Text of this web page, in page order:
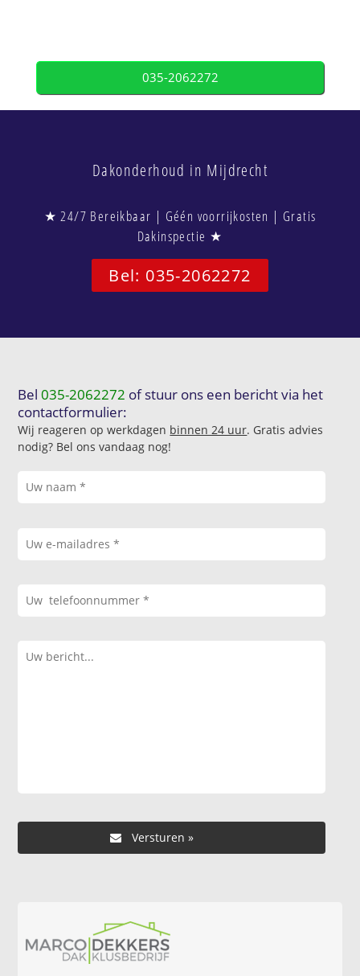
035-2062272
Dakonderhoud in Mijdrecht
★ 24/7 Bereikbaar | Géén voorrijkosten | Gratis
Dakinspectie ★
Bel: 035-2062272
Bel035-2062272 of stuur ons een bericht via het
contactformulier:
Wij reageren op werkdagen binnen 24 uur. Gratis advies
nodig? Bel ons vandaag nog!